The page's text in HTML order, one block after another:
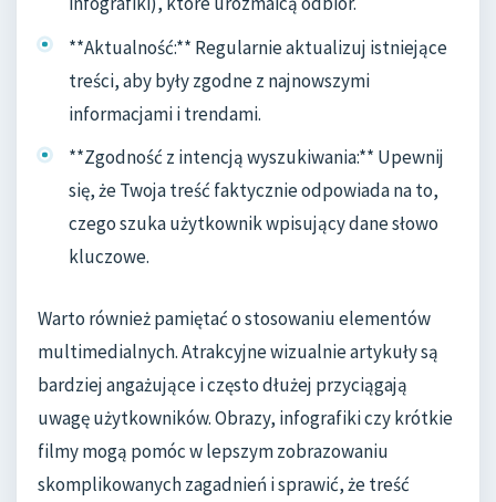
**Aktualność:** Regularnie aktualizuj istniejące
treści, aby były zgodne z najnowszymi
informacjami i trendami.
**Zgodność z intencją wyszukiwania:** Upewnij
się, że Twoja treść faktycznie odpowiada na to,
czego szuka użytkownik wpisujący dane słowo
kluczowe.
Warto również pamiętać o stosowaniu elementów
multimedialnych. Atrakcyjne wizualnie artykuły są
bardziej angażujące i często dłużej przyciągają
uwagę użytkowników. Obrazy, infografiki czy krótkie
filmy mogą pomóc w lepszym zobrazowaniu
skomplikowanych zagadnień i sprawić, że treść